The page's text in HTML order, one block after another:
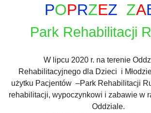
POPRZEZ ZA
Park Rehabilitacji
W lipcu 2020 r. na terenie
Rehabilitacyjnego dla Dzieci i
użytku Pacjentów –Park Rehabilitacji
rehabilitacji, wypoczynkowi i zabawie w
Oddziale.